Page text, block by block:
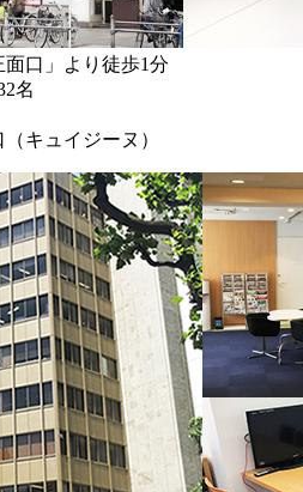
口」より徒歩1分
名
キュイジーヌ）